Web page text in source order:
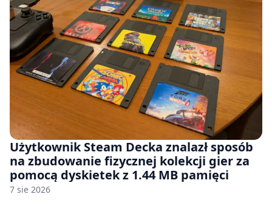
Użytkownik Steam Decka znalazł sposób
na zbudowanie fizycznej kolekcji gier za
pomocą dyskietek z 1.44 MB pamięci
7 sie 2026